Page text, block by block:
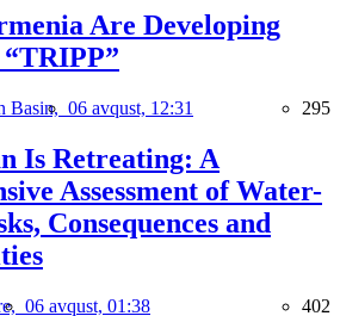
Are Developing
Basin, 06 avqust, 12:31 295
Is Retreating: A
Assessment of Water-
Consequences and
06 avqust, 01:38 402